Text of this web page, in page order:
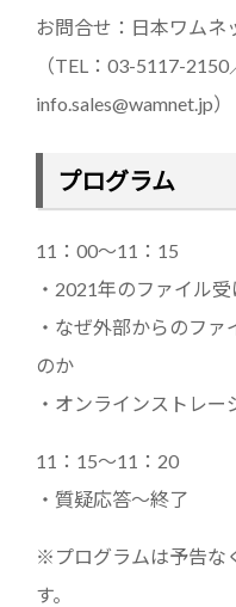
お問合せ：日本ワムネ
（TEL：03-5117-2150
info.sales@wamnet.jp）
プログラム
11：00～11：15
・2021年のファイル
・なぜ外部からのフ
のか
・オンラインストレ
11：15～11：20
・質疑応答～終了
※プログラムは予告な
す。